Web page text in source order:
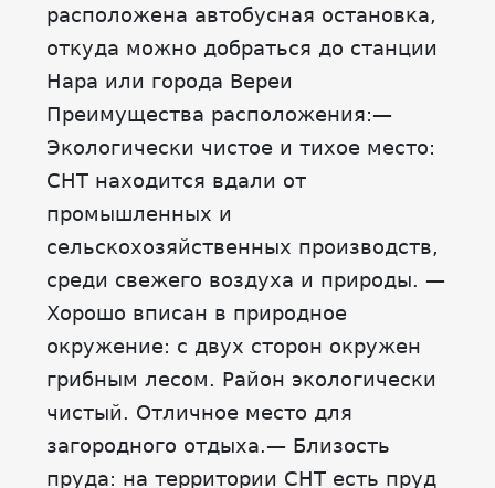
расположена автобусная остановка,
откуда можно добраться до станции
Нара или города Вереи
Преимущества расположения:—
Экологически чистое и тихое место:
СНТ находится вдали от
промышленных и
сельскохозяйственных производств,
среди свежего воздуха и природы. —
Хорошо вписан в природное
окружение: с двух сторон окружен
грибным лесом. Район экологически
чистый. Отличное место для
загородного отдыха.— Близость
пруда: на территории СНТ есть пруд